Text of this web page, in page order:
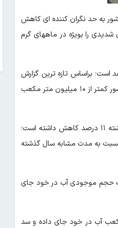
به حد نگران کننده ای کاهش
را بویژه در ماههای گرم
براساس تازه ترین گزارش
دفتر اطلاعات و داده های آب کشور از ابتدای سال آبی جاری (ابتدای مهر) تا آخر دی ماه ۶ سد مهم و بزرگ کشور کمتر از ۱۰ میلیون متر مکعب
براین اساس سد طرق در استان خراسان رضوی تنها چهار میلیون متر مکعب آب دارد که نسبت به سال گذشته ۱۱ درصد کاهش داشته است؛
مکعب گزارش شده است که نسبت به مدت مشابه سال گذشته
مکعب آب دارد و سد دامغان هم ۹ میلیون مترمکعب حجم موجودی آب در خود جای
از ابتدای سال آبی جاری تا آخر دی ماه ۲ میلیون متر مکعب آب در خود جای داده و سد